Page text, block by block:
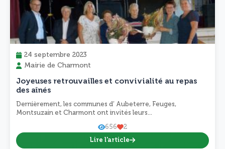
24 septembre 2023
Mairie de Charmont
Joyeuses retrouvailles et convivialité au repas
des aînés
Dernièrement, les communes d’ Aubeterre, Feuges,
Montsuzain et Charmont ont invités leurs...
656
2
Lire l'article